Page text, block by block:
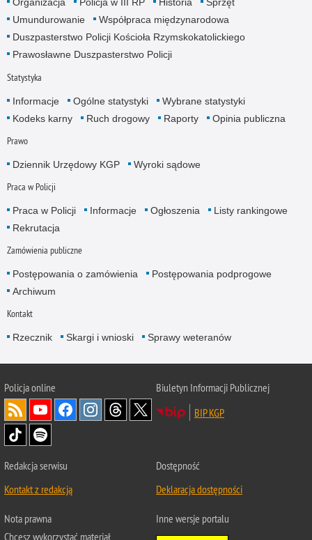
Organizacja
Policja w III RP Historia
Sprzęt
Umundurowanie
Współpraca międzynarodowa
Duszpasterstwo Policji Kościoła Rzymskokatolickiego
Prawosławne Duszpasterstwo Policji
Statystyka
Informacje Ogólne statystyki
Wybrane statystyki
Kodeks karny
Ruch drogowy Raporty Opinia publiczna
Prawo
Dziennik Urzędowy KGP Wyroki sądowe
Praca w Policji
Praca w Policji Informacje Ogłoszenia
Listy rankingowe
Rekrutacja
Zamówienia publiczne
Postępowania o zamówienia
Postępowania podprogowe
Archiwum
Kontakt
Rzecznik Skargi i wnioski Sprawy weteranów
Policjaonline
Biuletyn Informacji Publicznej
BIP KGP
Redakcja serwisu
Kontakt z redakcją
Dostępność
Deklaracja dostępności
Nota prawna
Chcesz wykorzystać materiał
Inne wersje portalu